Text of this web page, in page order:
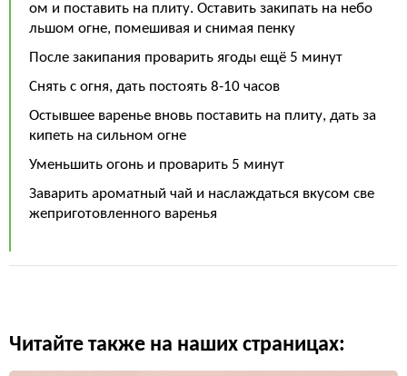
ом и поставить на плиту. Оставить закипать на небо
льшом огне, помешивая и снимая пенку
После закипания проварить ягоды ещё 5 минут
Снять с огня, дать постоять 8-10 часов
Остывшее варенье вновь поставить на плиту, дать за
кипеть на сильном огне
Уменьшить огонь и проварить 5 минут
Заварить ароматный чай и наслаждаться вкусом све
жеприготовленного варенья
Читайте также на наших страницах: